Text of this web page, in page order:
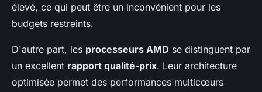
élevé, ce qui peut être un inconvénient pour les
budgets restreints.
D'autre part, les processeurs AMD se distinguent par
un excellent rapport qualité-prix. Leur architecture
optimisée permet des performances multicœurs